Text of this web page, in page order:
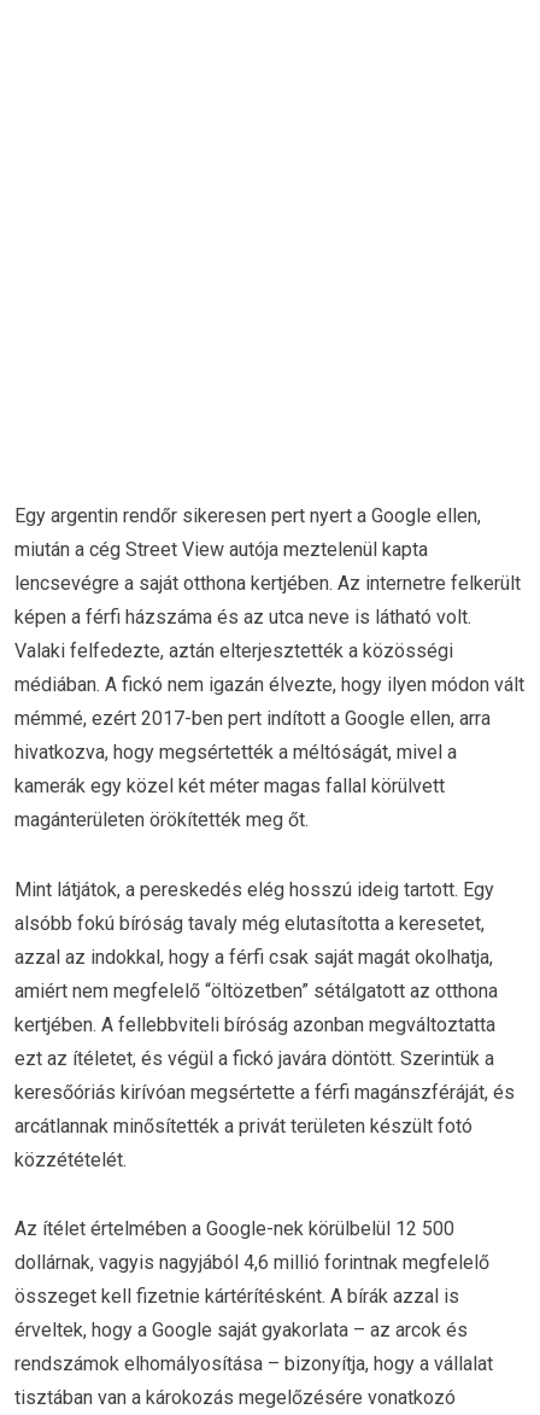
Egy argentin rendőr sikeresen pert nyert a Google ellen,
miután a cég Street View autója meztelenül kapta
lencsevégre a saját otthona kertjében. Az internetre felkerült
képen a férfi házszáma és az utca neve is látható volt.
Valaki felfedezte, aztán elterjesztették a közösségi
médiában. A fickó nem igazán élvezte, hogy ilyen módon vált
mémmé, ezért 2017-ben pert indított a Google ellen, arra
hivatkozva, hogy megsértették a méltóságát, mivel a
kamerák egy közel két méter magas fallal körülvett
magánterületen örökítették meg őt.
Mint látjátok, a pereskedés elég hosszú ideig tartott. Egy
alsóbb fokú bíróság tavaly még elutasította a keresetet,
azzal az indokkal, hogy a férfi csak saját magát okolhatja,
amiért nem megfelelő “öltözetben” sétálgatott az otthona
kertjében. A fellebbviteli bíróság azonban megváltoztatta
ezt az ítéletet, és végül a fickó javára döntött. Szerintük a
keresőóriás kirívóan megsértette a férfi magánszféráját, és
arcátlannak minősítették a privát területen készült fotó
közzétételét.
Az ítélet értelmében a Google-nek körülbelül 12 500
dollárnak, vagyis nagyjából 4,6 millió forintnak megfelelő
összeget kell fizetnie kártérítésként. A bírák azzal is
érveltek, hogy a Google saját gyakorlata – az arcok és
rendszámok elhomályosítása – bizonyítja, hogy a vállalat
tisztában van a károkozás megelőzésére vonatkozó